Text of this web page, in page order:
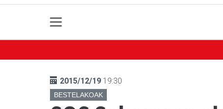
2015/12/19 19:30
BESTELAKOAK